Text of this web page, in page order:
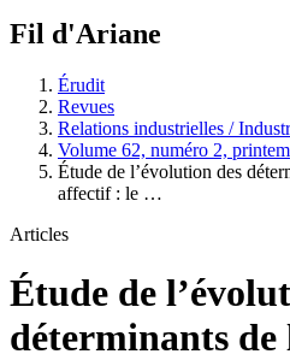
Fil d'Ariane
Érudit
Revues
Relations industrielles /
Volume 62, numéro 2,
Étude de l’évolution des
affectif : le …
Articles
Étude de
déterminants de